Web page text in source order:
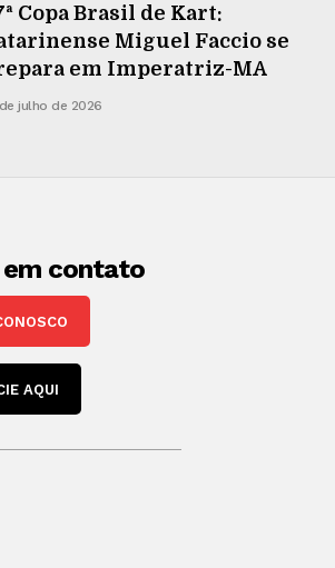
Copa Brasil de Kart:
Miguel Faccio se
em Imperatriz-MA
julho de 2026
em contato
AQUI